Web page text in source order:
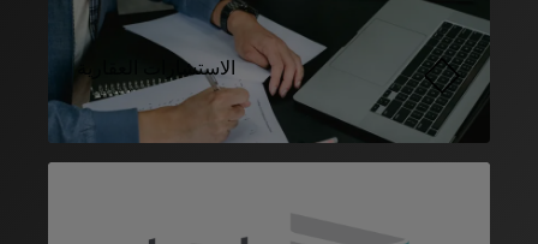
الاستشارات العقارية